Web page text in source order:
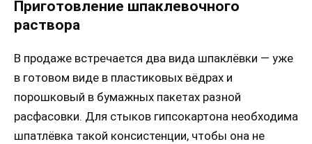
Приготовление шпаклевочного
раствора
В продаже встречается два вида шпаклёвки — уже
в готовом виде в пластиковых вёдрах и
порошковый в бумажных пакетах разной
расфасовки. Для стыков гипсокартона необходима
шпатлёвка такой консистенции, чтобы она не